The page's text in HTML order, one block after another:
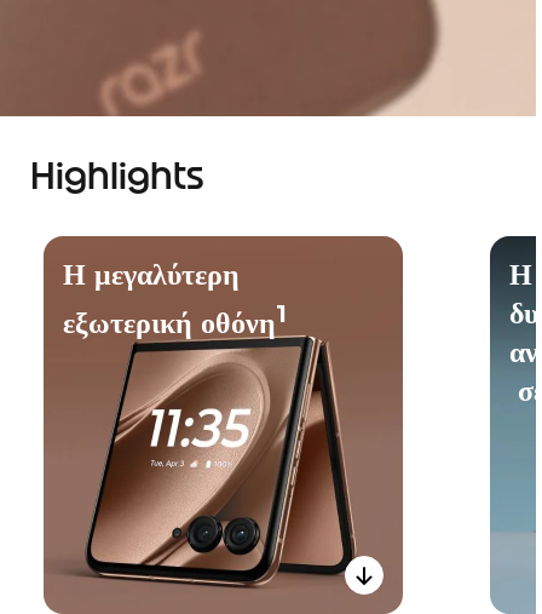
Highlights
Η μεγαλύτερη
εξωτερική οθόνη1
Η